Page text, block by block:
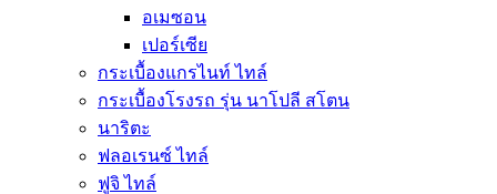
อเมซอน
เปอร์เซีย
กระเบื้องแกรไนท์ ไทล์
กระเบื้องโรงรถ รุ่น นาโปลี สโตน
นาริตะ
ฟลอเรนซ์ ไทล์
ฟูจิ ไทล์